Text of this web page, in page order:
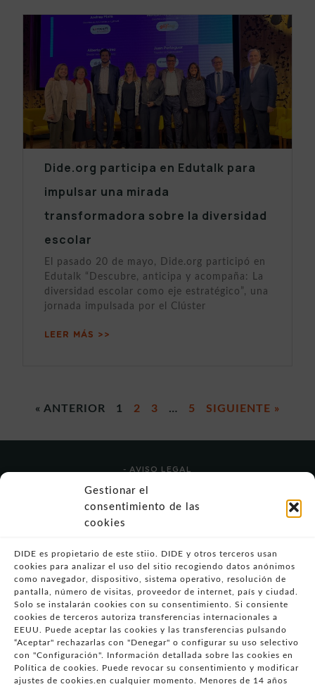
Gestionar el
consentimiento de las
cookies
DIDE es propietario de este stiio. DIDE y otros terceros usan
cookies para analizar el uso del sitio recogiendo datos anónimos
como navegador, dispositivo, sistema operativo, resolución de
pantalla, número de visitas, proveedor de internet, país y ciudad.
Solo se instalarán cookies con su consentimiento. Si consiente
cookies de terceros autoriza transferencias internacionales a
EEUU. Puede aceptar las cookies y las transferencias pulsando
“Aceptar" rechazarlas con "Denegar" o configurar su uso selectivo
con "Configuración". Información detallada sobre las cookies en
Política de cookies. Puede revocar su consentimiento y modificar
ajustes de cookies.en cualquier momento. Menores de 14 años
Dide.org participa en Edutalk para
impulsar una mirada
transformadora sobre la diversidad
escolar
El pasado 20 de mayo, Dide.org participó en
Edutalk “Descubre, anticipa y acompaña: La
diversidad escolar como eje estratégico”, una
jornada impulsada por el Clúster
LEER MÁS >>
« ANTERIOR 1 2 3 … 5 SIGUIENTE »
- AVISO LEGAL
- POLÍTICA DE USO
- POLÍTICA DE PRIVACIDAD
- POLÍTICA DE COOKIES (UE)
VULNERABILIDADES
- CONDICIONES PARTICULARES DE COMPRA
- GUÍA DE COMPRA
- GUÍA DE PRIVACIDAD
- DESISTIMIENTO
- ATENCIÓN AL CLIENTE